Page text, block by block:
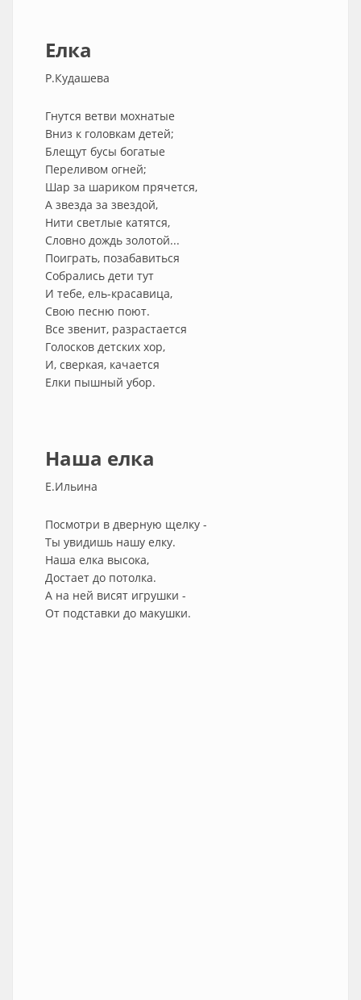
Елка
Р.Кудашева
Гнутся ветви мохнатые
Вниз к головкам детей;
Блещут бусы богатые
Переливом огней;
Шар за шариком прячется,
А звезда за звездой,
Нити светлые катятся,
Словно дождь золотой...
Поиграть, позабавиться
Собрались дети тут
И тебе, ель-красавица,
Свою песню поют.
Все звенит, разрастается
Голосков детских хор,
И, сверкая, качается
Елки пышный убор.
Наша елка
Е.Ильина
Посмотри в дверную щелку -
Ты увидишь нашу елку.
Наша елка высока,
Достает до потолка.
А на ней висят игрушки -
От подставки до макушки.